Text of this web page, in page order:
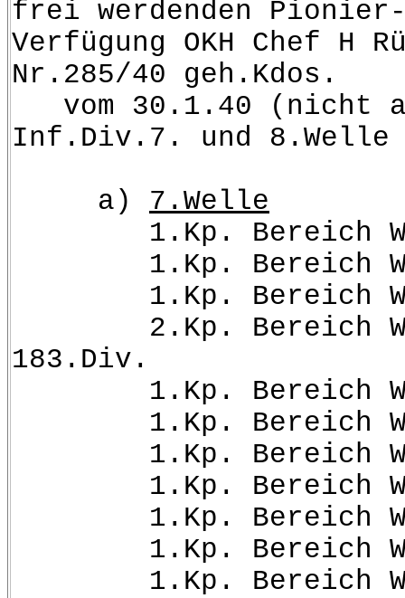
frei werdenden Pionier-
Verfügung OKH Chef H
Nr.285/40 geh.Kdos.
vom 30.1.40 (nicht
Inf.Div.7. und
a) 7.Welle
1.Kp. Bereich
1.Kp. Bereich
1.Kp. Bereich
2.Kp. Bereich
183.Div.
1.Kp. Bereich
1.Kp. Bereich
1.Kp. Bereich
1.Kp. Bereich
1.Kp. Bereich
1.Kp. Bereich
1.Kp. Bereich